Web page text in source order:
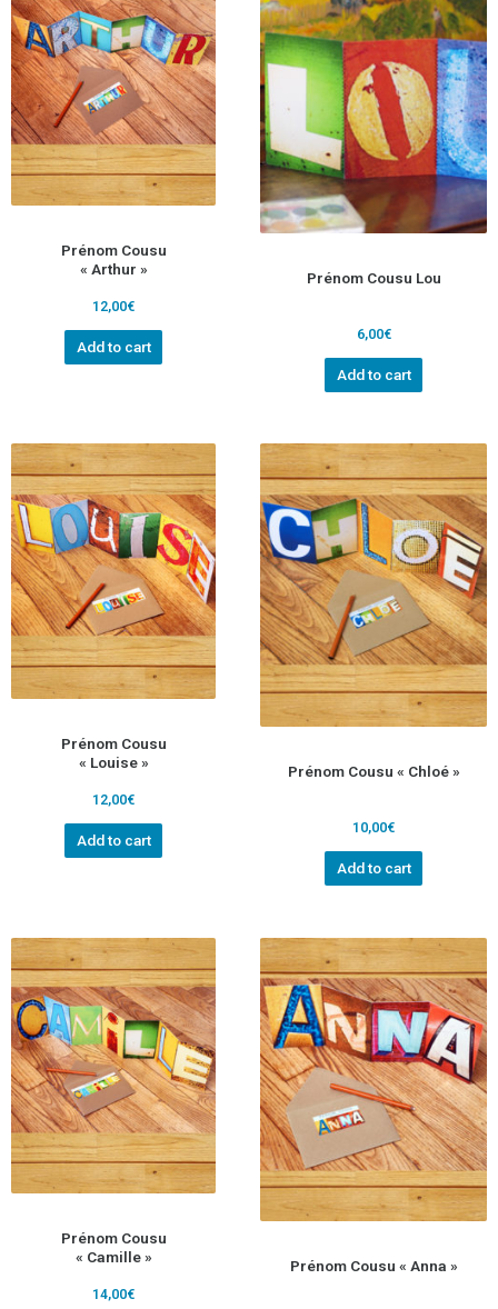
Prénom Cousu
« Arthur »
12,00€
Add to cart
Prénom Cousu Lou
6,00€
Add to cart
Prénom Cousu
« Louise »
12,00€
Add to cart
Prénom Cousu « Chloé »
10,00€
Add to cart
Prénom Cousu
« Camille »
14,00€
Prénom Cousu « Anna »